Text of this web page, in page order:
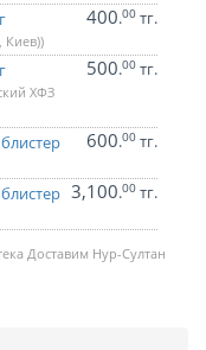
Киев))
400.00 тг.
ХФЗ
500.00 тг.
600.00 тг.
3,100.00 тг.
Доставим Нур-Султан